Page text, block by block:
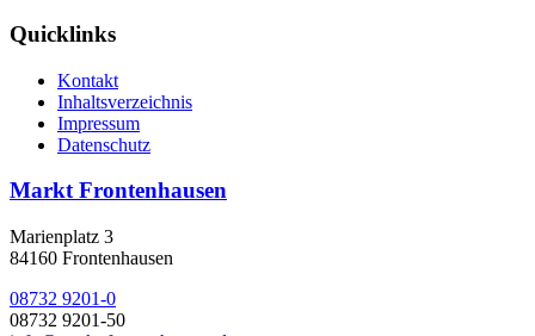
Quicklinks
Kontakt
Inhaltsverzeichnis
Impressum
Datenschutz
Markt Frontenhausen
Marienplatz 3
84160 Frontenhausen
08732 9201-0
08732 9201-50